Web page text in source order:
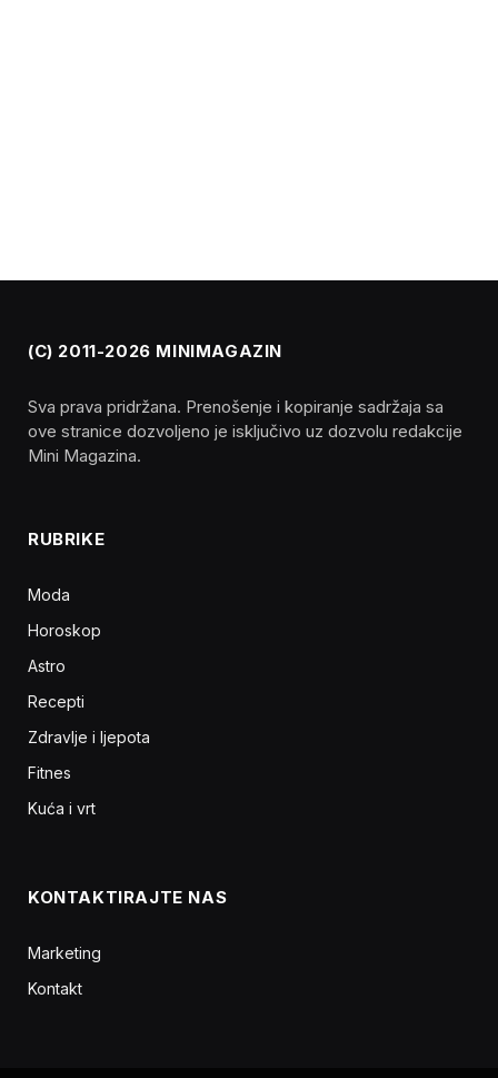
(C) 2011-2026 MINIMAGAZIN
Sva prava pridržana. Prenošenje i kopiranje sadržaja sa
ove stranice dozvoljeno je isključivo uz dozvolu redakcije
Mini Magazina.
RUBRIKE
Moda
Horoskop
Astro
Recepti
Zdravlje i ljepota
Fitnes
Kuća i vrt
KONTAKTIRAJTE NAS
Marketing
Kontakt